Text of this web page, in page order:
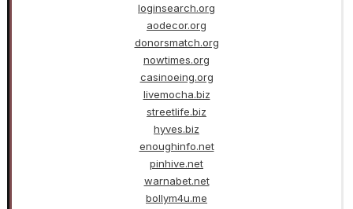
loginsearch.org
aodecor.org
donorsmatch.org
nowtimes.org
casinoeing.org
livemocha.biz
streetlife.biz
hyves.biz
enoughinfo.net
pinhive.net
warnabet.net
bollym4u.me